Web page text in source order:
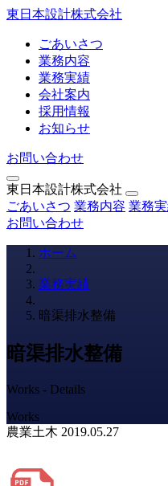
東日本設計株式会社
ごあいさつ
業務内容
業務実績
会社案内
採用情報
お知らせ
お問い合わせ
東日本設計株式会社
ごあいさつ 業務内容 業務
お問い合わせ
ホーム
業務実績
暗渠排水整備
暗渠排水整備
Works - Details
Works
農業土木 2019.05.27